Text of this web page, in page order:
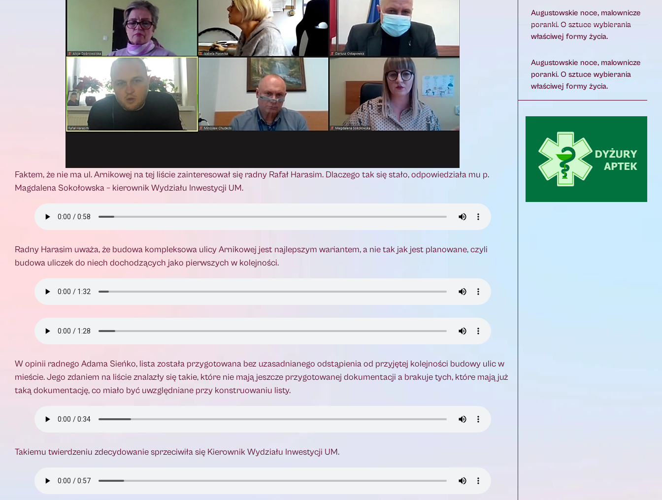
Faktem, że nie ma ul. Arnikowej na tej liście zainteresował się radny Rafał Harasim. Dlaczego tak się stało, odpowiedziała mu p.
Magdalena Sokołowska – kierownik Wydziału Inwestycji UM.
Radny Harasim uważa, że budowa kompleksowa ulicy Arnikowej jest najlepszym wariantem, a nie tak jak jest planowane, czyli
budowa uliczek do niech dochodzących jako pierwszych w kolejności.
W opinii radnego Adama Sieńko, lista została przygotowana bez uzasadnianego odstąpienia od przyjętej kolejności budowy ulic w
mieście. Jego zdaniem na liście znalazły się takie, które nie mają jeszcze przygotowanej dokumentacji a brakuje tych, które mają już
taką dokumentację, co miało być uwzględniane przy konstruowaniu listy.
Takiemu twierdzeniu zdecydowanie sprzeciwiła się Kierownik Wydziału Inwestycji UM.
Augustowskie noce, malownicze
poranki. O sztuce wybierania
właściwej formy życia.
Augustowskie noce, malownicze
poranki. O sztuce wybierania
właściwej formy życia.